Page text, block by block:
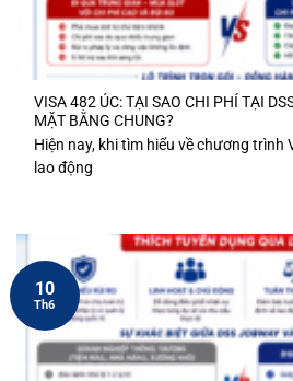
VISA 482 ÚC: TẠI SAO CHI PHÍ TẠI
MẶT BẰNG CHUNG?
Hiện nay, khi tìm hiểu về chương trình
lao động
10
Th6